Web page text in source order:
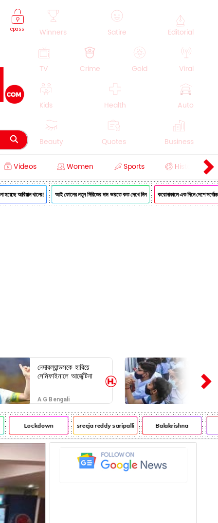
epass Winners Satire Editorial
TV Crime Gold Viral
Kids Health Auto
Beauty Quotes Business
Videos Women Sports History
আরিয়ান খানের! আই ফোনের নতুন সিরিজের দাম ভারতে কত দেখে নিন করোনাকালে এক দিনে দেশে সর্বোচ্চ
নেদারল্যান্ডসকে হারিয়ে
সেমিফাইনালে আর্জেন্টিনা
A G Bengali
Lockdown sreeja reddy saripalli Balakrishna